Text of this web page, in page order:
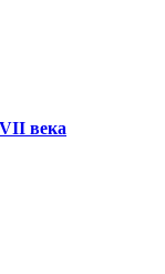
века